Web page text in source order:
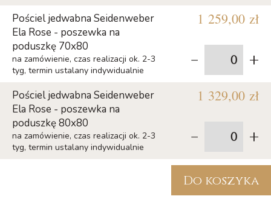
Pościel jedwabna Seidenweber
Ela Rose - poszewka na
poduszkę 70x80
na zamówienie, czas realizacji ok. 2-3
tyg, termin ustalany indywidualnie
1 259,00 zł
- +
Pościel jedwabna Seidenweber
Ela Rose - poszewka na
poduszkę 80x80
na zamówienie, czas realizacji ok. 2-3
tyg, termin ustalany indywidualnie
1 329,00 zł
- +
Do koszyka